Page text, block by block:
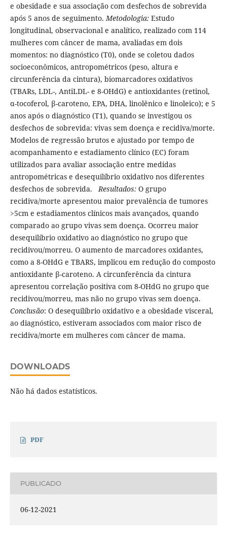
e obesidade e sua associação com desfechos de sobrevida
após 5 anos de seguimento. Metodologia:Estudo
longitudinal, observacional e analítico, realizado com 114
mulheres com câncer de mama, avaliadas em dois
momentos: no diagnóstico (T0), onde se coletou dados
socioeconômicos, antropométricos (peso, altura e
circunferência da cintura), biomarcadores oxidativos
(TBARs, LDL-, AntiLDL- e 8-OHdG) e antioxidantes (retinol,
α-tocoferol, β-caroteno, EPA, DHA, linolênico e linoleico); e 5
anos após o diagnóstico (T1), quando se investigou os
desfechos de sobrevida: vivas sem doença e recidiva/morte.
Modelos de regressão brutos e ajustado por tempo de
acompanhamento e estadiamento clínico (EC) foram
utilizados para avaliar associação entre medidas
antropométricas e desequilíbrio oxidativo nos diferentes
desfechos de sobrevida. Resultados:O grupo
recidiva/morte apresentou maior prevalência de tumores
>5cm e estadiamentos clínicos mais avançados, quando
comparado ao grupo vivas sem doença. Ocorreu maior
desequilíbrio oxidativo ao diagnóstico no grupo que
recidivou/morreu. O aumento de marcadores oxidantes,
como a 8-OHdG e TBARS, implicou em redução do composto
antioxidante β-caroteno. A circunferência da cintura
apresentou correlação positiva com 8-OHdG no grupo que
recidivou/morreu, mas não no grupo vivas sem doença.
Conclusão: O desequilíbrio oxidativo e a obesidade visceral,
ao diagnóstico, estiveram associados com maior risco de
recidiva/morte em mulheres com câncer de mama.
DOWNLOADS
Não há dados estatísticos.
PDF
PUBLICADO
06-12-2021